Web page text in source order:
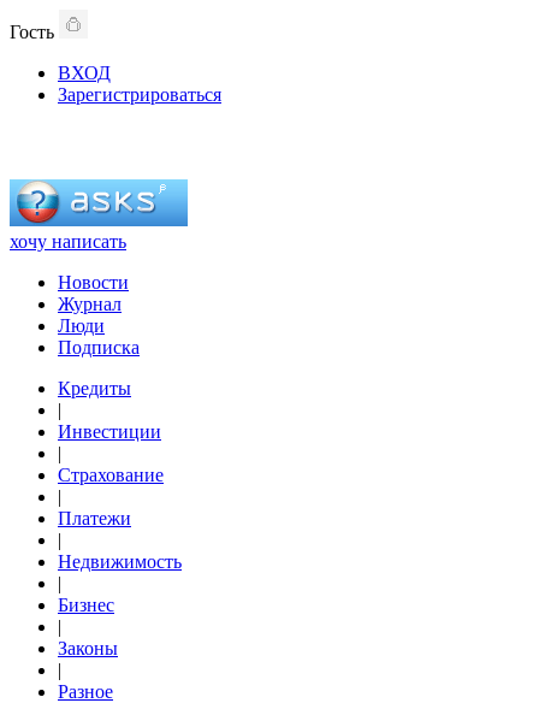
Гость
ВХОД
Зарегистрироваться
хочу написать
Новости
Журнал
Люди
Подписка
Кредиты
|
Инвестиции
|
Страхование
|
Платежи
|
Недвижимость
|
Бизнес
|
Законы
|
Разное